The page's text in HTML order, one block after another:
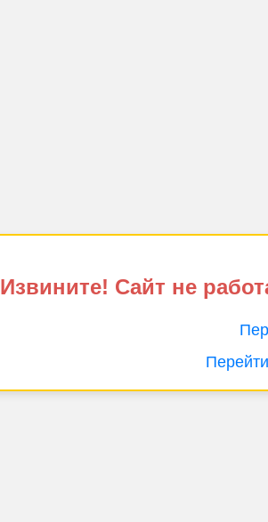
Извините! Сайт не